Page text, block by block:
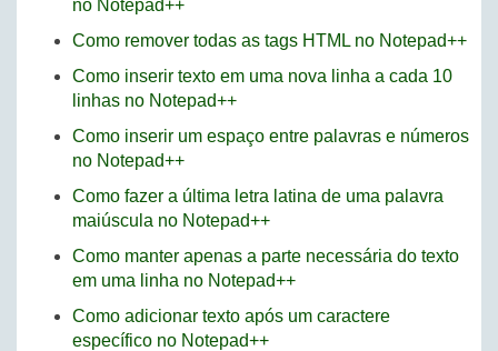
no Notepad++
Como remover todas as tags HTML no Notepad++
Como inserir texto em uma nova linha a cada 10
linhas no Notepad++
Como inserir um espaço entre palavras e números
no Notepad++
Como fazer a última letra latina de uma palavra
maiúscula no Notepad++
Como manter apenas a parte necessária do texto
em uma linha no Notepad++
Como adicionar texto após um caractere
específico no Notepad++